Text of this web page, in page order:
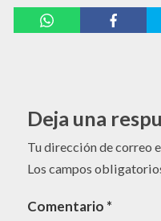
Deja una
Tu dirección de correo
Los campos
Comentario *